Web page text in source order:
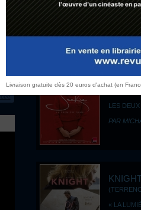
du
en
une
JACKIE
(PABLO
LES
PAR
« LA
Livraison gratuite dès 20 euros d'achat (en